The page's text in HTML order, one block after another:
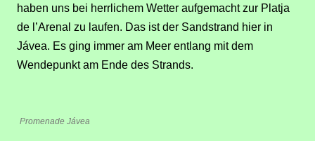
haben uns bei herrlichem Wetter aufgemacht zur Platja
de l’Arenal zu laufen. Das ist der Sandstrand hier in
Jávea. Es ging immer am Meer entlang mit dem
Wendepunkt am Ende des Strands.
Promenade Jávea